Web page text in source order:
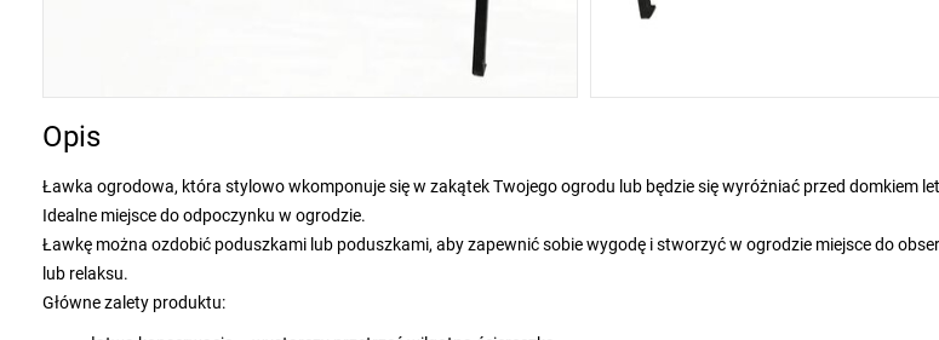
Opis
Ławka ogrodowa, która stylowo wkomponuje się w zakątek Twojego ogrodu lub będzie się wyróżniać przed domkiem
Idealne miejsce do odpoczynku w ogrodzie.
Ławkę można ozdobić poduszkami lub poduszkami, aby zapewnić sobie wygodę i stworzyć w ogrodzie miejsce do
lub relaksu.
Główne zalety produktu: